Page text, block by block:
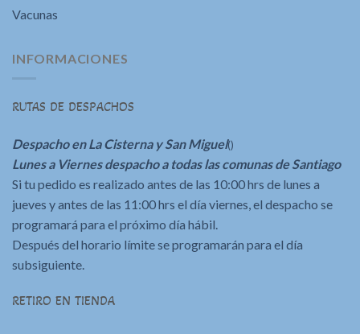
Vacunas
INFORMACIONES
RUTAS DE DESPACHOS
Despacho en La Cisterna y San Miguel()
Lunes a Viernes despacho a todas las comunas de Santiago
Si tu pedido es realizado antes de las 10:00 hrs de lunes a
jueves y antes de las 11:00 hrs el día viernes, el despacho se
programará para el próximo día hábil.
Después del horario límite se programarán para el día
subsiguiente.
RETIRO EN TIENDA